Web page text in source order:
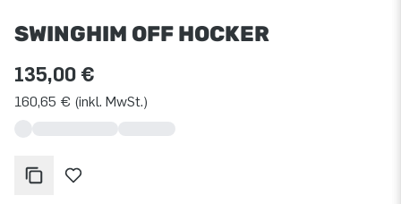
SWINGHIM OFF HOCKER
135,00 €
160,65 € (inkl. MwSt.)